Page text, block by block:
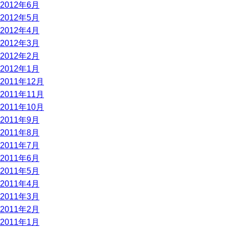
2012年6月
2012年5月
2012年4月
2012年3月
2012年2月
2012年1月
2011年12月
2011年11月
2011年10月
2011年9月
2011年8月
2011年7月
2011年6月
2011年5月
2011年4月
2011年3月
2011年2月
2011年1月